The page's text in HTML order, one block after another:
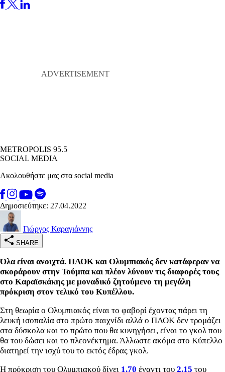
METROPOLIS 95.5
SOCIAL MEDIA
Ακολουθήστε μας στα social media
Δημοσιεύτηκε: 27.04.2022
Γιώργος Καραγιάννης
SHARE
Όλα είναι ανοιχτά. ΠΑΟΚ και Ολυμπιακός δεν κατάφεραν να
σκοράρουν στην Τούμπα και πλέον λύνουν τις διαφορές τους
στο Καραϊσκάκης με μοναδικό ζητούμενο τη μεγάλη
πρόκριση στον τελικό του Κυπέλλου.
Στη θεωρία ο Ολυμπιακός είναι το φαβορί έχοντας πάρει τη
λευκή ισοπαλία στο πρώτο παιχνίδι αλλά ο ΠΑΟΚ δεν τρομάζει
στα δύσκολα και το πρώτο που θα κυνηγήσει, είναι το γκολ που
θα του δώσει και το πλεονέκτημα. Άλλωστε ακόμα στο Κύπελλο
διατηρεί την ισχύ του το εκτός έδρας γκολ.
Η πρόκριση του Ολυμπιακού δίνει 1.70 έναντι του 2.15 του